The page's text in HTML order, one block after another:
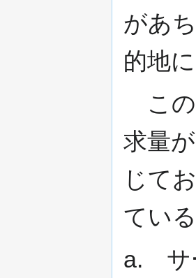
があ
的地
この
求量
じて
ている
a. サ